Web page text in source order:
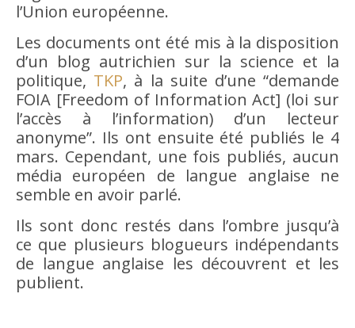
l’Union européenne.
Les documents ont été mis à la disposition
d’un blog autrichien sur la science et la
politique, TKP, à la suite d’une “demande
FOIA [Freedom of Information Act] (loi sur
l’accès à l’information) d’un lecteur
anonyme”. Ils ont ensuite été publiés le 4
mars. Cependant, une fois publiés, aucun
média européen de langue anglaise ne
semble en avoir parlé.
Ils sont donc restés dans l’ombre jusqu’à
ce que plusieurs blogueurs indépendants
de langue anglaise les découvrent et les
publient.